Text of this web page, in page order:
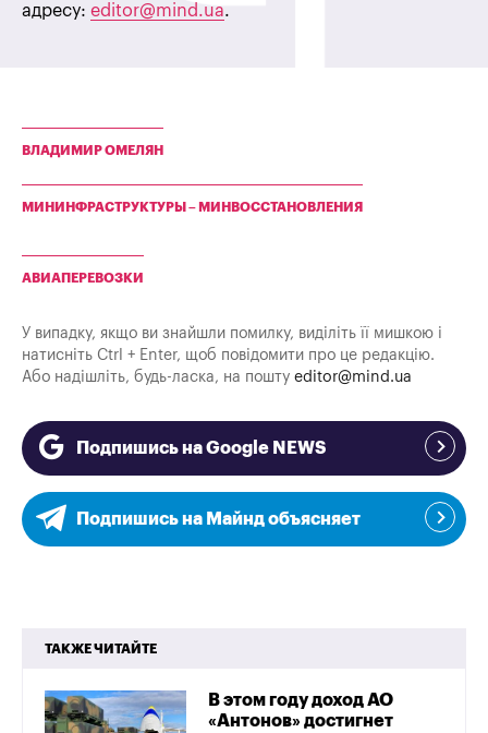
адресу: editor@mind.ua.
ВЛАДИМИР ОМЕЛЯН
МИНИНФРАСТРУКТУРЫ – МИНВОССТАНОВЛЕНИЯ
АВИАПЕРЕВОЗКИ
У випадку, якщо ви знайшли помилку, виділіть її мишкою і
натисніть Ctrl + Enter, щоб повідомити про це редакцію.
Або надішліть, будь-ласка, на пошту editor@mind.ua
Подпишись на Google NEWS
Подпишись на Майнд объясняет
ТАКЖЕ ЧИТАЙТЕ
В этом году доход АО
«Антонов» достигнет